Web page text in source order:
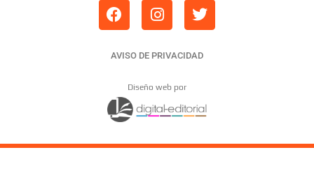
AVISO DE PRIVACIDAD
Diseño web por